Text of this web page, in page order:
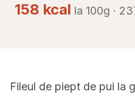
158 kcal la 100g ·
Fileul de piept de pui la